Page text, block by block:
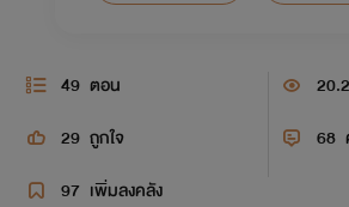
49 ตอน
29 ถูกใจ 68
97 เพิ่มลงคลัง